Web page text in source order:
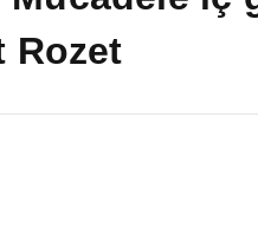
Rozet